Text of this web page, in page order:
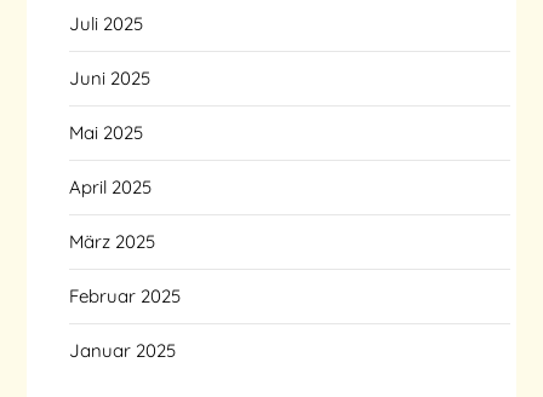
Juli 2025
Juni 2025
Mai 2025
April 2025
März 2025
Februar 2025
Januar 2025